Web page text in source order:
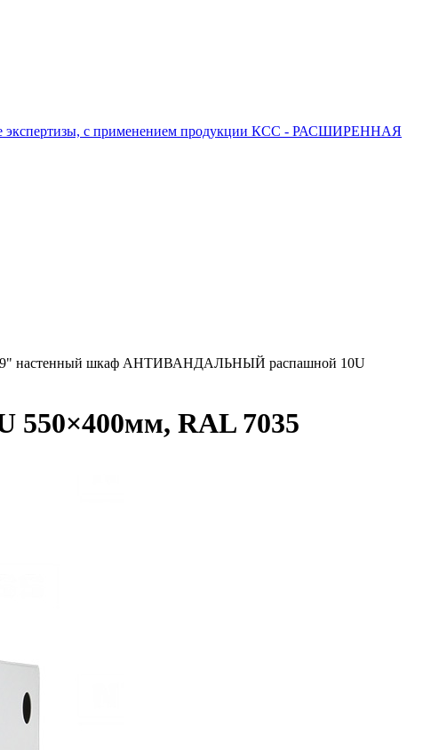
экспертизы, с применением продукции КСС - РАСШИРЕННАЯ
настенный шкаф АНТИВАНДАЛЬНЫЙ распашной 10U
RAL 7035